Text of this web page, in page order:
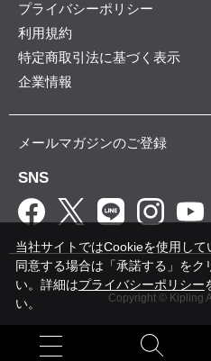
プライバシーポリシー
利用規約
特定商取引法に基づく表示
企業情報
メールマガジンのご登録
SNS
Copyright © Kipling
当社サイトではCookieを使用して
同意する場合は「承諾する」をク
い。詳細はプライバシーポリシー
い。